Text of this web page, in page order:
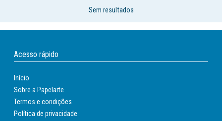
Sem resultados
Acesso rápido
Início
Sobre a Papelarte
Termos e condições
Política de privacidade